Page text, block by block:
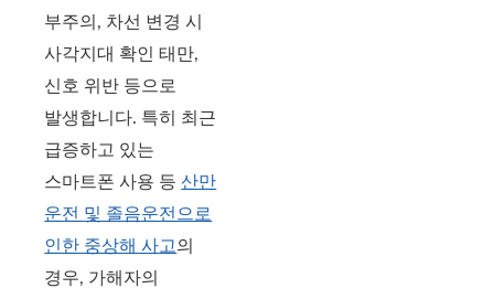
부주의, 차선 변경 시
사각지대 확인 태만,
신호 위반 등으로
발생합니다. 특히 최근
급증하고 있는
스마트폰 사용 등산만
운전 및 졸음운전으로
인한 중상해 사고의
경우, 가해자의